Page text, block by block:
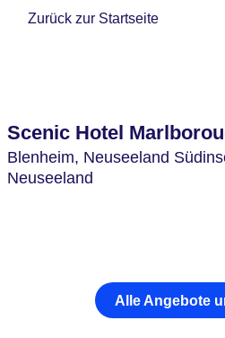
Zurück zur Startseite
Scenic Hotel
Blenheim, Neuseeland
Neuseeland
Alle Angebote